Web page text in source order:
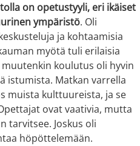
on opetustyyli, eri ikäiset
ympäristö. Oli
ja kohtaamisia
myötä tuli erilaisia
koulutus oli hyvin
istumista. Matkan varrella
muista kulttuureista, ja se
ovat vaativia, mutta
tarvitsee. Joskus oli
höpöttelemään.